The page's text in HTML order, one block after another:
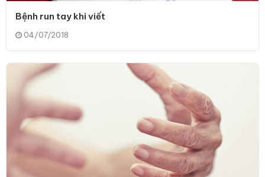
Bệnh run tay khi viết
04/07/2018